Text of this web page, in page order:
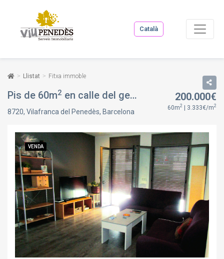
Català
Llistat Fitxa immoble
Pis de 60m2 en calle del general prim, en Vilafranca del Penedès, Barcelona
8720, Vilafranca del Penedès, Barcelona
200.000€
60m2 | 3.333€/m2
VENDA